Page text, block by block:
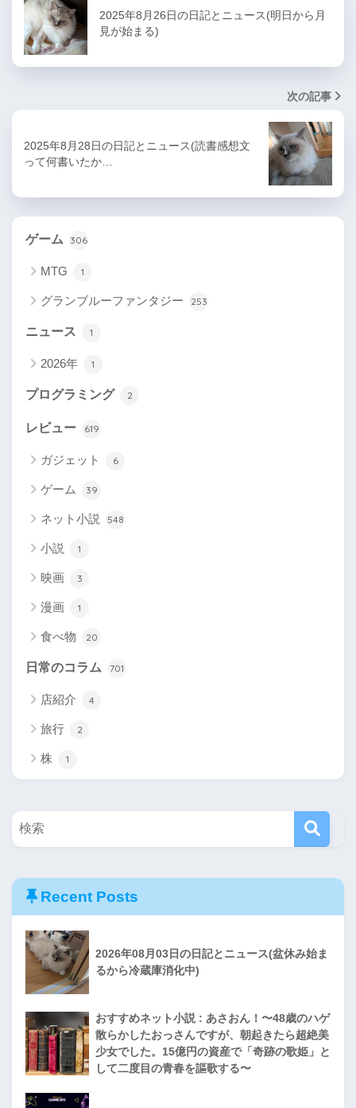
2025年8月26日の日記とニュース(明日から月
見が始まる)
次の記事
2025年8月28日の日記とニュース(読書感想文
って何書いたか…
ゲーム 306
MTG 1
グランブルーファンタジー 253
ニュース 1
2026年 1
プログラミング 2
レビュー 619
ガジェット 6
ゲーム 39
ネット小説 548
小説 1
映画 3
漫画 1
食べ物 20
日常のコラム 701
店紹介 4
旅行 2
株 1
Recent Posts
2026年08月03日の日記とニュース(盆休み始ま
るから冷蔵庫消化中)
おすすめネット小説 : あさおん！〜48歳のハゲ
散らかしたおっさんですが、朝起きたら超絶美
少女でした。15億円の資産で「奇跡の歌姫」と
して二度目の青春を謳歌する〜